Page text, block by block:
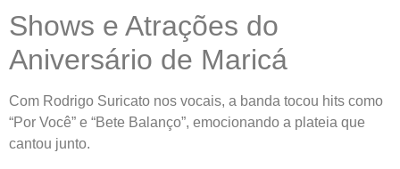
Shows e Atrações do
Aniversário de Maricá
Com Rodrigo Suricato nos vocais, a banda tocou hits como
“Por Você” e “Bete Balanço”, emocionando a plateia que
cantou junto.